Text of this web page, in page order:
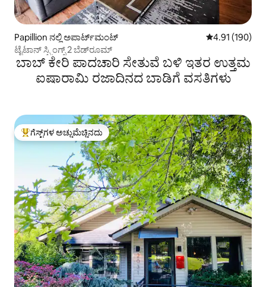
Papillion ನಲ್ಲಿ ಅಪಾರ್ಟ್‌ಮಂಟ್ 5 ರಲ್ಲಿ 4.91
4.91 (190)
ಟೈಟಾನ್ ಸ್ಪ್ರಿಂಗ್ಸ್ 2 ಬೆಡ್‌ರೂಮ್
ಬಾಬ್ ಕೇರಿ ಪಾದಚಾರಿ ಸೇತುವೆ ಬಳಿ ಇತರ ಉತ್ತಮ
ಐಷಾರಾಮಿ ರಜಾದಿನದ ಬಾಡಿಗೆ ವಸತಿಗಳು
ಗೆಸ್ಟ್‌ಗಳಿಗೆ ಅತಿ ಹೆಚ್ಚು ಅಚ್ಚುಮೆಚ್ಚಿನದು
ಗೆಸ್ಟ್‌ಗಳ ಅಚ್ಚುಮೆಚ್ಚಿನದು